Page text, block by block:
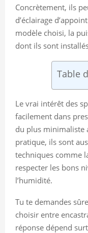
Concrètement, ils
d’éclairage
modèle choisi, la
dont ils sont
Table
Le vrai intérêt des
facilement dans
du plus minimaliste
pratique, ils sont
techniques comme
respecter les bons
l’humidité.
Tu te demandes
choisir entre
réponse dépend